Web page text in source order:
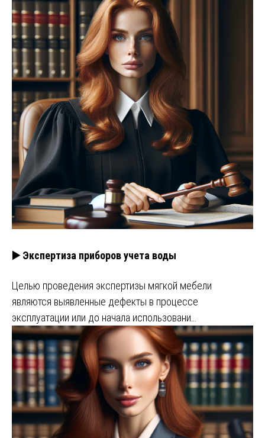
▶️ Экспертиза приборов учета воды
Целью проведения экспертизы мягкой мебели
являются выявленные дефекты в процессе
эксплуатации или до начала использовани…